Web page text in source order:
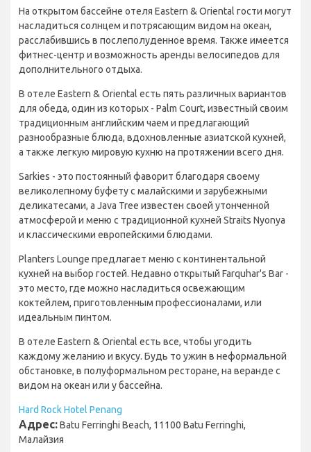
На открытом бассейне отеля Eastern & Oriental гости могут
насладиться солнцем и потрясающим видом на океан,
расслабившись в послеполуденное время. Также имеется
фитнес-центр и возможность аренды велосипедов для
дополнительного отдыха.
В отеле Eastern & Oriental есть пять различных вариантов
для обеда, один из которых - Palm Court, известный своим
традиционным английским чаем и предлагающий
разнообразные блюда, вдохновленные азиатской кухней,
а также легкую мировую кухню на протяжении всего дня.
Sarkies - это постоянный фаворит благодаря своему
великолепному буфету с малайскими и зарубежными
деликатесами, а Java Tree известен своей утонченной
атмосферой и меню с традиционной кухней Straits Nyonya
и классическими европейскими блюдами.
Planters Lounge предлагает меню с континентальной
кухней на выбор гостей. Недавно открытый Farquhar's Bar -
это место, где можно насладиться освежающим
коктейлем, приготовленным профессионалами, или
идеальным пинтом.
В отеле Eastern & Oriental есть все, чтобы угодить
каждому желанию и вкусу. Будь то ужин в неформальной
обстановке, в полуформальном ресторане, на веранде с
видом на океан или у бассейна.
Hard Rock Hotel Penang
Адрес:Batu Ferringhi Beach, 11100 Batu Ferringhi,
Малайзия